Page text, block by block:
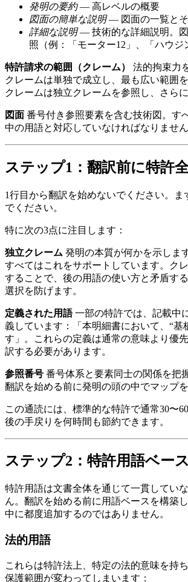
発明の要約— 高レベルの概要
図面の簡単な説明— 図面の一覧と
詳細な説明— 技術的な詳細説明。
照（例：「モーター12」、「ハウジ
特許請求の範囲（クレーム）
法的拘束力
クレームは単独で成立し、最も広い範囲
クレームは独立クレームを参照し、さら
図面 番号付き参照要素を含む技術図。す
中の用語と対応していなければなりません
ステップ1：翻訳前に特許
1行目から翻訳を始めないでください。ま
でください。
特に次の3点に注目します：
独立クレーム 発明の本質が何かを示しま
すべてはこれをサポートしています。ク
することで、後の用語の使い方と矛盾す
選択を防げます。
定義された用語一部の特許では、記載中
義しています：「本明細書において、“
す」。これらの定義は通常の意味より優
訳する必要があります。
参照番号 番号体系と要素同士の関係を把
翻訳を始める前に発明の頭の中でマップを
この通読には、標準的な特許で通常30〜
後の手戻りを何時間も節約できます。
ステップ2：特許用語ベー
特許用語は文書全体を通じて一貫してい
ん。翻訳を始める前に用語ベースを構築
中に都度追加するのではありません。
法的用語
これらは特許法上、特定の法的意味を持
保護範囲が変わってしまいます：